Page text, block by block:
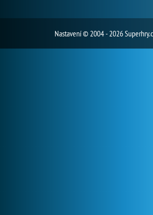
Nastavení© 2004 - 2026